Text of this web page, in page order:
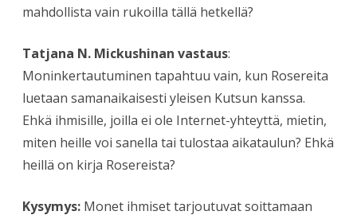
mahdollista vain rukoilla tällä hetkellä?
Tatjana N. Mickushinan vastaus:
Moninkertautuminen tapahtuu vain, kun Rosereita
luetaan samanaikaisesti yleisen Kutsun kanssa.
Ehkä ihmisille, joilla ei ole Internet-yhteyttä, mietin,
miten heille voi sanella tai tulostaa aikataulun? Ehkä
heillä on kirja Rosereista?
Kysymys: Monet ihmiset tarjoutuvat soittamaan